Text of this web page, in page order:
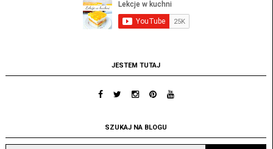
JESTEM TUTAJ
SZUKAJ NA BLOGU